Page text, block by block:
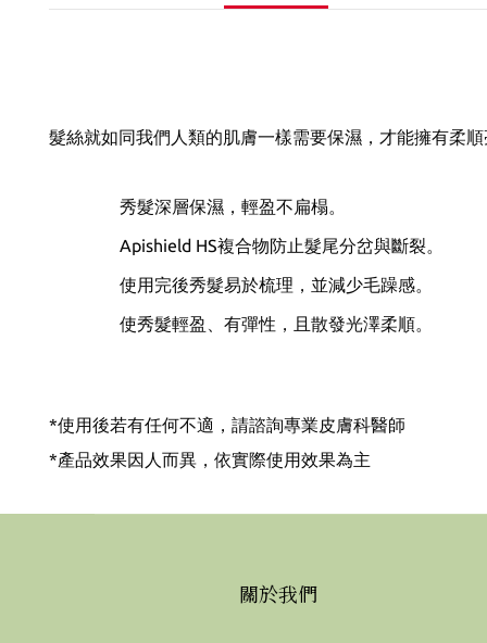
髮絲就如同我們人類的肌膚一樣需要保濕，才能擁有柔
秀髮深層保濕，輕盈不扁榻。
Apishield HS複合物防止髮尾分岔與斷裂。
使用完後秀髮易於梳理，並減少毛躁感。
使秀髮輕盈、有彈性，且散發光澤柔順。
*使用後若有任何不適，請諮詢專業皮膚科醫師
*產品效果因人而異，依實際使用效果為主
關於我們